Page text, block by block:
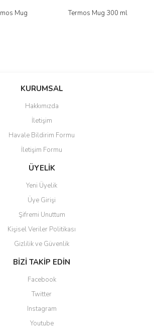
Mug Termos Mug 300 ml
KURUMSAL
Hakkımızda
İletişim
Havale Bildirim Formu
İletişim Formu
ÜYELİK
Yeni Üyelik
Üye Girişi
Şifremi Unuttum
Kişisel Veriler Politikası
Gizlilik ve Güvenlik
BİZİ TAKİP EDİN
Facebook
Twitter
Instagram
Youtube